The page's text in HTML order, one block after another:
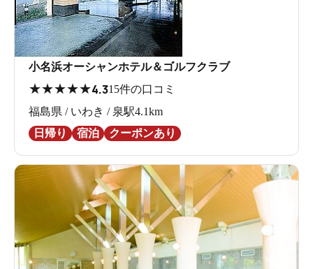
小名浜オーシャンホテル＆ゴルフクラブ
★★★★★4.315件の口コミ
福島県 / いわき / 泉駅4.1km
日帰り
宿泊 クーポンあり